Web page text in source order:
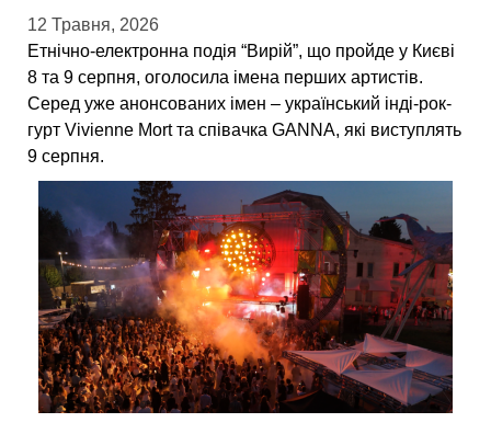
12 Травня, 2026
Етнічно-електронна подія “Вирій”, що пройде у Києві
8 та 9 серпня, оголосила імена перших артистів.
Серед уже анонсованих імен – український інді-рок-
гурт Vivienne Mort та співачка GANNA, які виступлять
9 серпня.